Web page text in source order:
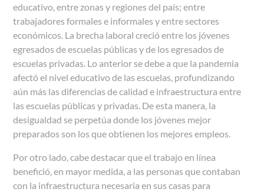
educativo, entre zonas y regiones del país; entre
trabajadores formales e informales y entre sectores
económicos. La brecha laboral creció entre los jóvenes
egresados de escuelas públicas y de los egresados de
escuelas privadas. Lo anterior se debe a que la pandemia
afectó el nivel educativo de las escuelas, profundizando
aún más las diferencias de calidad e infraestructura entre
las escuelas públicas y privadas. De esta manera, la
desigualdad se perpetúa donde los jóvenes mejor
preparados son los que obtienen los mejores empleos.
Por otro lado, cabe destacar que el trabajo en línea
benefició, en mayor medida, a las personas que contaban
con la infraestructura necesaria en sus casas para